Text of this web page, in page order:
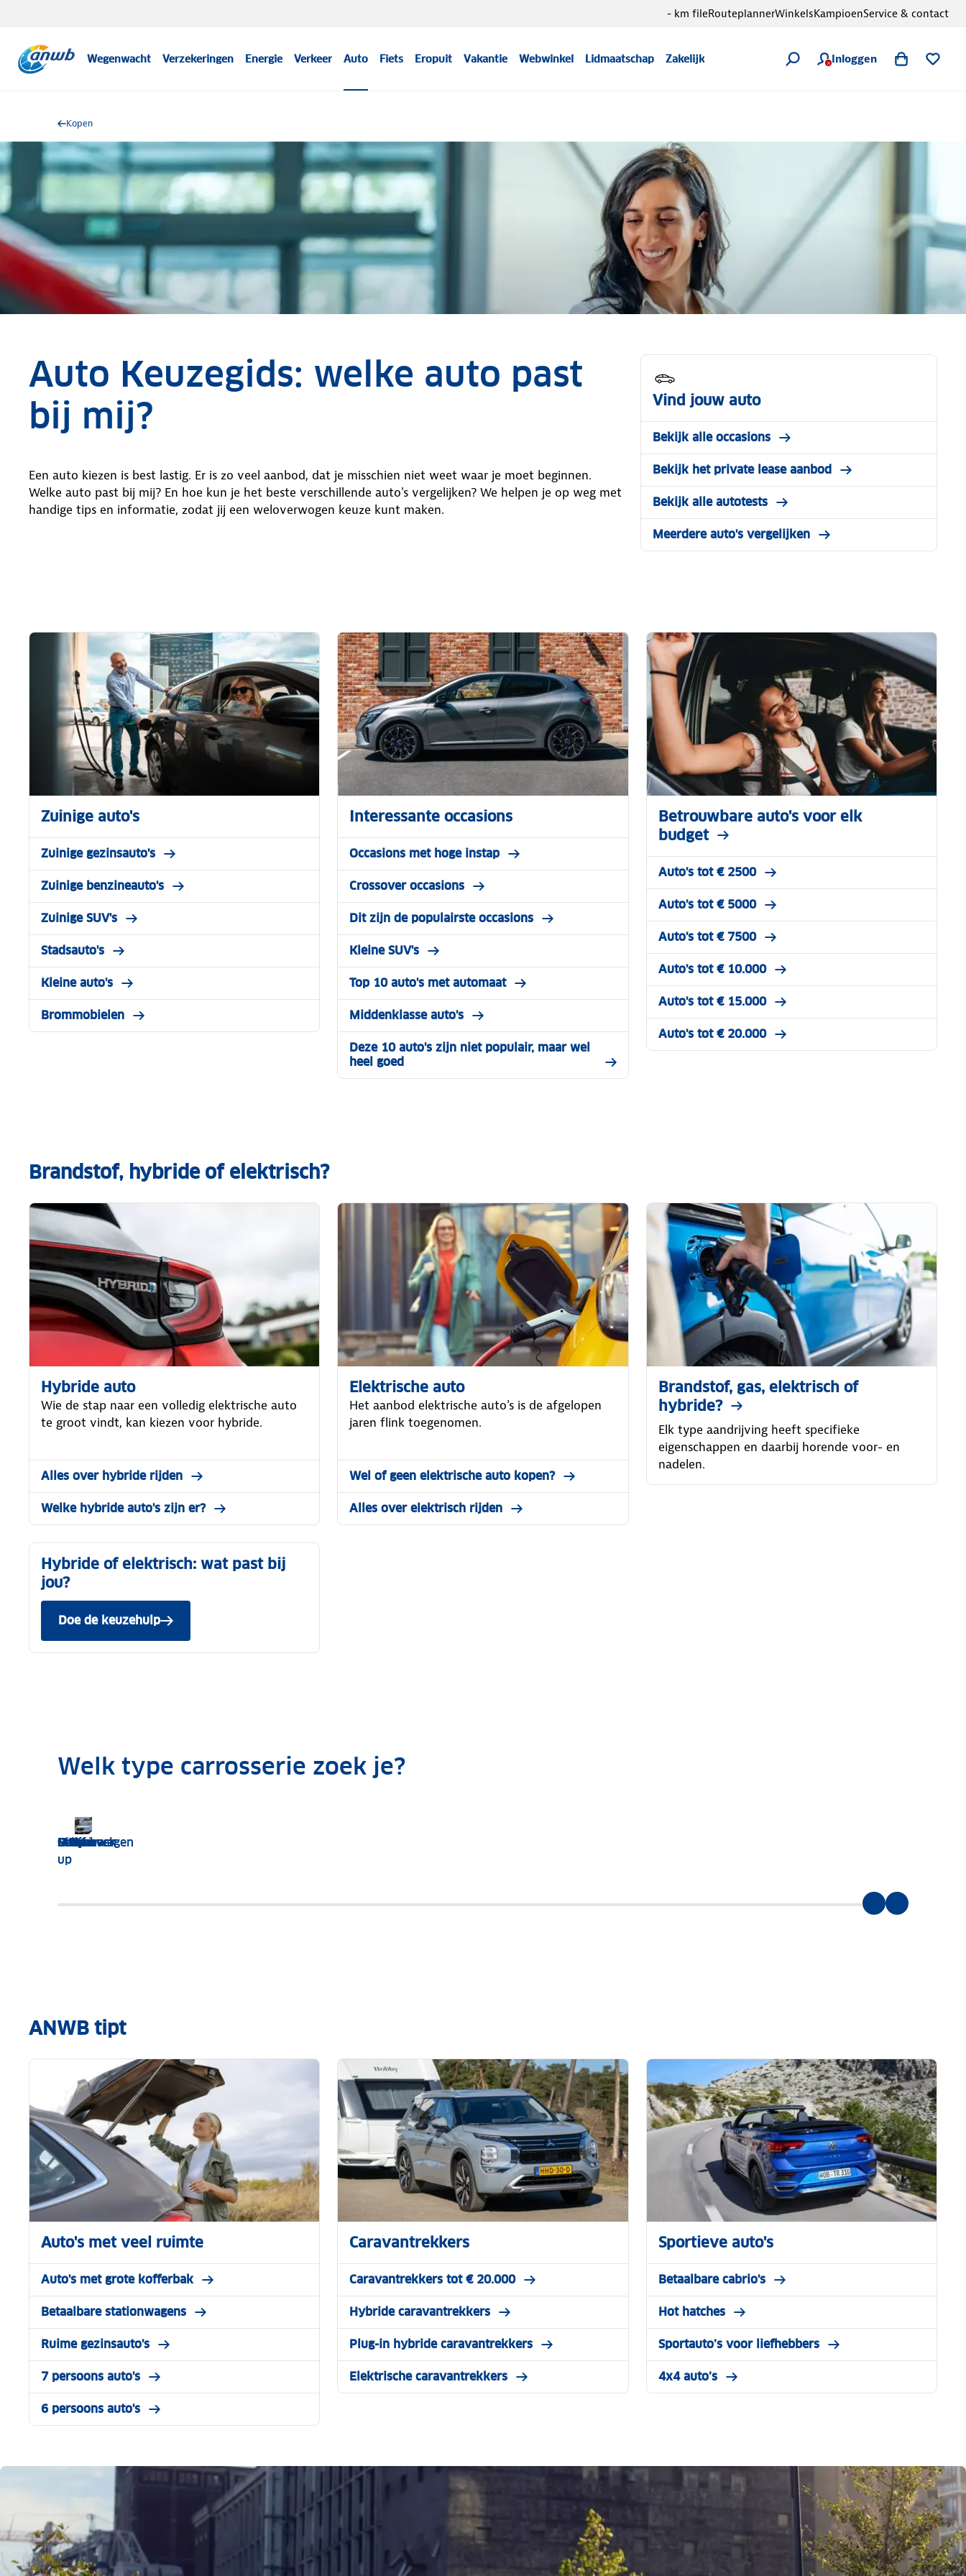
Wegenwacht Verzekeringen Energie Verkeer Auto Fiets Eropuit Vakantie Webwinkel Lidmaatschap Zakelijk Inloggen
- km fileRouteplannerWinkelsKampioenService & contact
Kopen
Auto Keuzegids: welke auto past
bij mij?
Een auto kiezen is best lastig. Er is zo veel aanbod, dat je misschien niet weet waar je moet beginnen.
Welke auto past bij mij? En hoe kun je het beste verschillende auto's vergelijken? We helpen je op weg met
handige tips en informatie, zodat jij een weloverwogen keuze kunt maken.
Vind jouw auto
Bekijk alle occasions
Bekijk het private lease aanbod
Bekijk alle autotests
Meerdere auto's vergelijken
Zuinige auto's
Zuinige gezinsauto's
Zuinige benzineauto's
Zuinige SUV's
Stadsauto's
Kleine auto's
Brommobielen
Interessante occasions
Occasions met hoge instap
Crossover occasions
Dit zijn de populairste occasions
Kleine SUV's
Top 10 auto's met automaat
Middenklasse auto's
Deze 10 auto's zijn niet populair, maar wel
heel goed
Betrouwbare auto's voor elk
budget
Auto's tot € 2500
Auto's tot € 5000
Auto's tot € 7500
Auto's tot € 10.000
Auto's tot € 15.000
Auto's tot € 20.000
Brandstof, hybride of elektrisch?
Hybride auto
Wie de stap naar een volledig elektrische auto
te groot vindt, kan kiezen voor hybride.
Alles over hybride rijden
Welke hybride auto's zijn er?
Elektrische auto
Het aanbod elektrische auto's is de afgelopen
jaren flink toegenomen.
Wel of geen elektrische auto kopen?
Alles over elektrisch rijden
Brandstof, gas, elektrisch of
hybride?
Elk type aandrijving heeft specifieke
eigenschappen en daarbij horende voor- en
nadelen.
Hybride of elektrisch: wat past bij
jou?
Doe de keuzehulp
Welk type carrosserie zoek je?
SUV
Cabrio
Sedan
Crossover
Hatchback
MPV
Stationwagen
Coupé
Pick-
up
Busje
ANWB tipt
Auto's met veel ruimte
Auto's met grote kofferbak
Betaalbare stationwagens
Ruime gezinsauto's
7 persoons auto's
6 persoons auto's
Caravantrekkers
Caravantrekkers tot € 20.000
Hybride caravantrekkers
Plug-in hybride caravantrekkers
Elektrische caravantrekkers
Sportieve auto's
Betaalbare cabrio's
Hot hatches
Sportauto’s voor liefhebbers
4x4 auto’s